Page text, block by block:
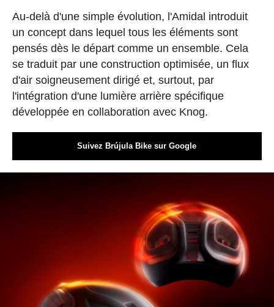
Au-delà d'une simple évolution, l'Amidal introduit
un concept dans lequel tous les éléments sont
pensés dès le départ comme un ensemble. Cela
se traduit par une construction optimisée, un flux
d'air soigneusement dirigé et, surtout, par
l'intégration d'une lumière arrière spécifique
développée en collaboration avec Knog.
Suivez Brújula Bike sur Google